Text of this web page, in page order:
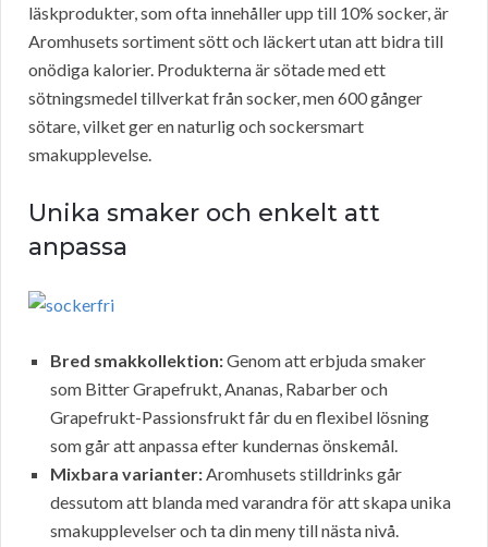
läskprodukter, som ofta innehåller upp till 10% socker, är
Aromhusets sortiment sött och läckert utan att bidra till
onödiga kalorier. Produkterna är sötade med ett
sötningsmedel tillverkat från socker, men 600 gånger
sötare, vilket ger en naturlig och sockersmart
smakupplevelse.
Unika smaker och enkelt att
anpassa
Bred smakkollektion:Genom att erbjuda smaker
som Bitter Grapefrukt, Ananas, Rabarber och
Grapefrukt-Passionsfrukt får du en flexibel lösning
som går att anpassa efter kundernas önskemål.
Mixbara varianter:Aromhusets stilldrinks går
dessutom att blanda med varandra för att skapa unika
smakupplevelser och ta din meny till nästa nivå.